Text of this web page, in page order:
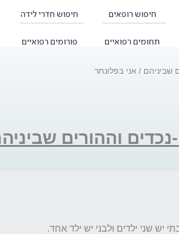
חיפוש רופאים חיפוש חדרי לידה
תחומים רפואיים פורומים רפואיים
שביניהם אני בפלונתר
נכדים וההורים
יש שני ילדים ולבני יש ילד אחד.